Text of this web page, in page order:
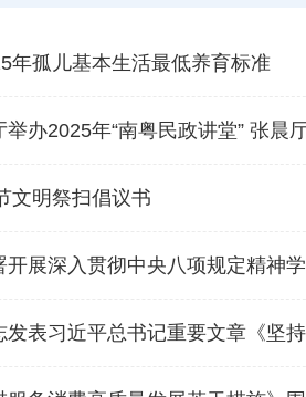
年孤儿基本生活最低养育标准
办2025年“南粤民政讲堂” 张晨
文明祭扫倡议书
开展深入贯彻中央八项规定精神
发表习近平总书记重要文章《坚持